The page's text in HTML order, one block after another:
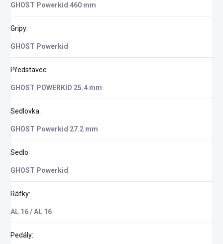
GHOST Powerkid 460 mm
Gripy:
GHOST Powerkid
Představec:
GHOST POWERKID 25.4 mm
Sedlovka:
GHOST Powerkid 27.2 mm
Sedlo:
GHOST Powerkid
Ráfky:
AL 16 / AL 16
Pedály: